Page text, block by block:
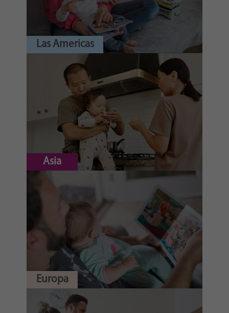
Las Americas
Asia
Europa